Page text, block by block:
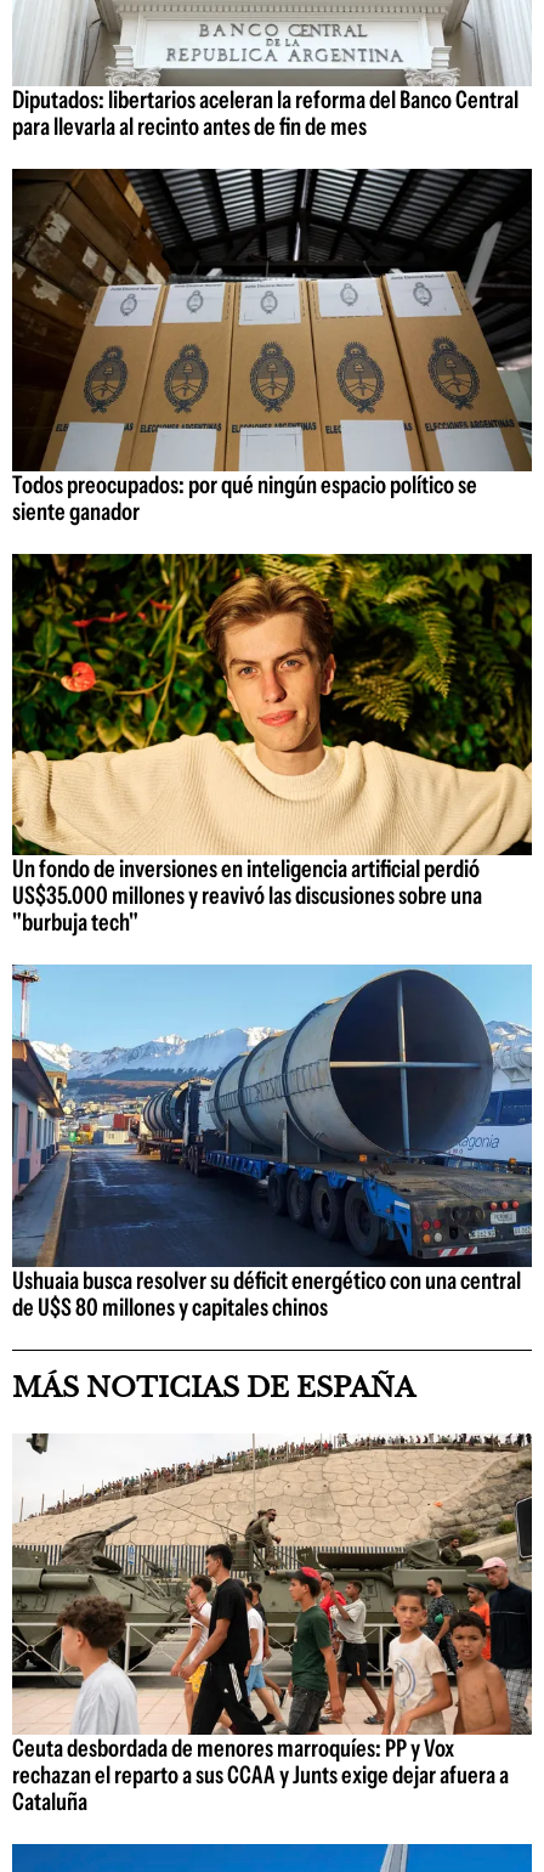
Diputados: libertarios aceleran la reforma del Banco Central
para llevarla al recinto antes de fin de mes
Todos preocupados: por qué ningún espacio político se
siente ganador
Un fondo de inversiones en inteligencia artificial perdió
US$35.000 millones y reavivó las discusiones sobre una
"burbuja tech"
Ushuaia busca resolver su déficit energético con una central
de U$S 80 millones y capitales chinos
MÁS NOTICIAS DE ESPAÑA
Ceuta desbordada de menores marroquíes: PP y Vox
rechazan el reparto a sus CCAA y Junts exige dejar afuera a
Cataluña